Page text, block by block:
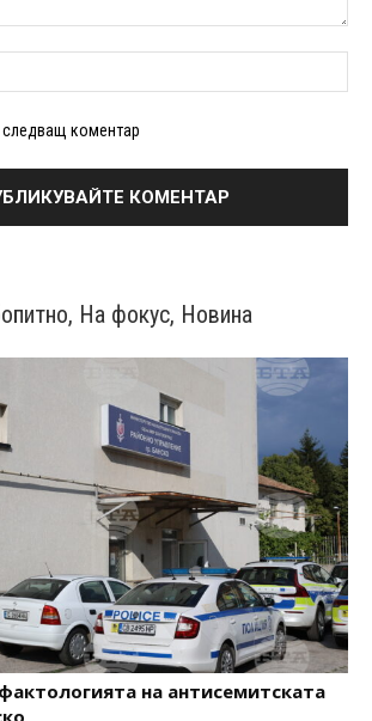
коментар
, На фокус, Новина
на антисемитската